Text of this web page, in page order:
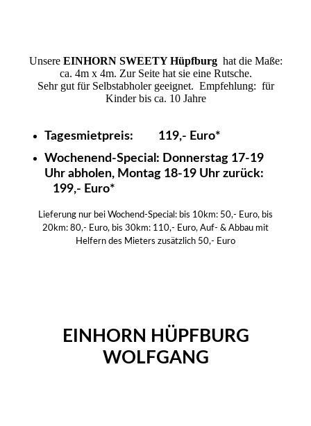
Unsere EINHORN SWEETY Hüpfburghat die Maße:
ca. 4m x 4m. Zur Seite hat sie eine Rutsche.
Sehr gut für Selbstabholer geeignet. Empfehlung: für
Kinder bis ca. 10 Jahre
Tagesmietpreis: 119,- Euro*
Wochenend-Special: Donnerstag 17-19
Uhr abholen, Montag 18-19 Uhr zurück:
199,- Euro*
Lieferung nur bei Wochend-Special: bis 10km: 50,- Euro, bis
20km: 80,- Euro, bis 30km: 110,- Euro, Auf- & Abbau mit
Helfern des Mieters zusätzlich 50,- Euro
EINHORN HÜPFBURG
WOLFGANG